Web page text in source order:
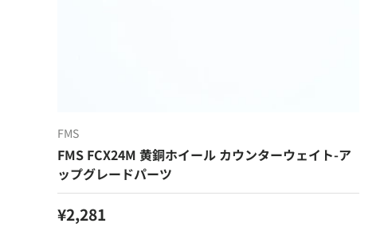
FMS
FMS FCX24M 黄銅ホイール カウンターウェイト-ア
ップグレードパーツ
定価
¥2,281